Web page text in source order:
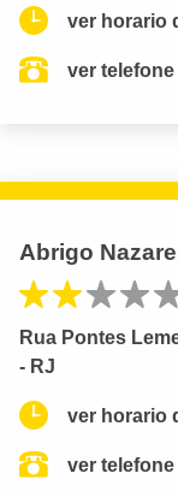
ver horario
ver telefone
Abrigo
Rua Pontes
- RJ
ver horario
ver telefone